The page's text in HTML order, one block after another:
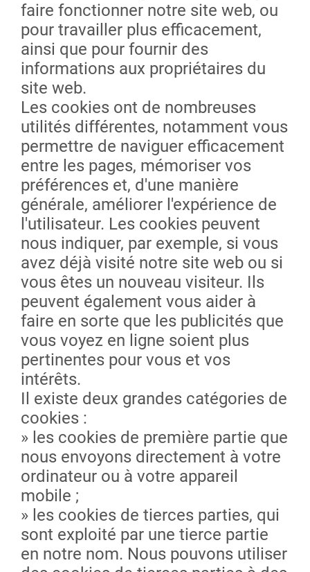
faire fonctionner notre site web, ou
pour travailler plus efficacement,
ainsi que pour fournir des
informations aux propriétaires du
site web.
Les cookies ont de nombreuses
utilités différentes, notamment vous
permettre de naviguer efficacement
entre les pages, mémoriser vos
préférences et, d'une manière
générale, améliorer l'expérience de
l'utilisateur. Les cookies peuvent
nous indiquer, par exemple, si vous
avez déjà visité notre site web ou si
vous êtes un nouveau visiteur. Ils
peuvent également vous aider à
faire en sorte que les publicités que
vous voyez en ligne soient plus
pertinentes pour vous et vos
intérêts.
Il existe deux grandes catégories de
cookies :
» les cookies de première partie que
nous envoyons directement à votre
ordinateur ou à votre appareil
mobile ;
» les cookies de tierces parties, qui
sont exploité par une tierce partie
en notre nom. Nous pouvons utiliser